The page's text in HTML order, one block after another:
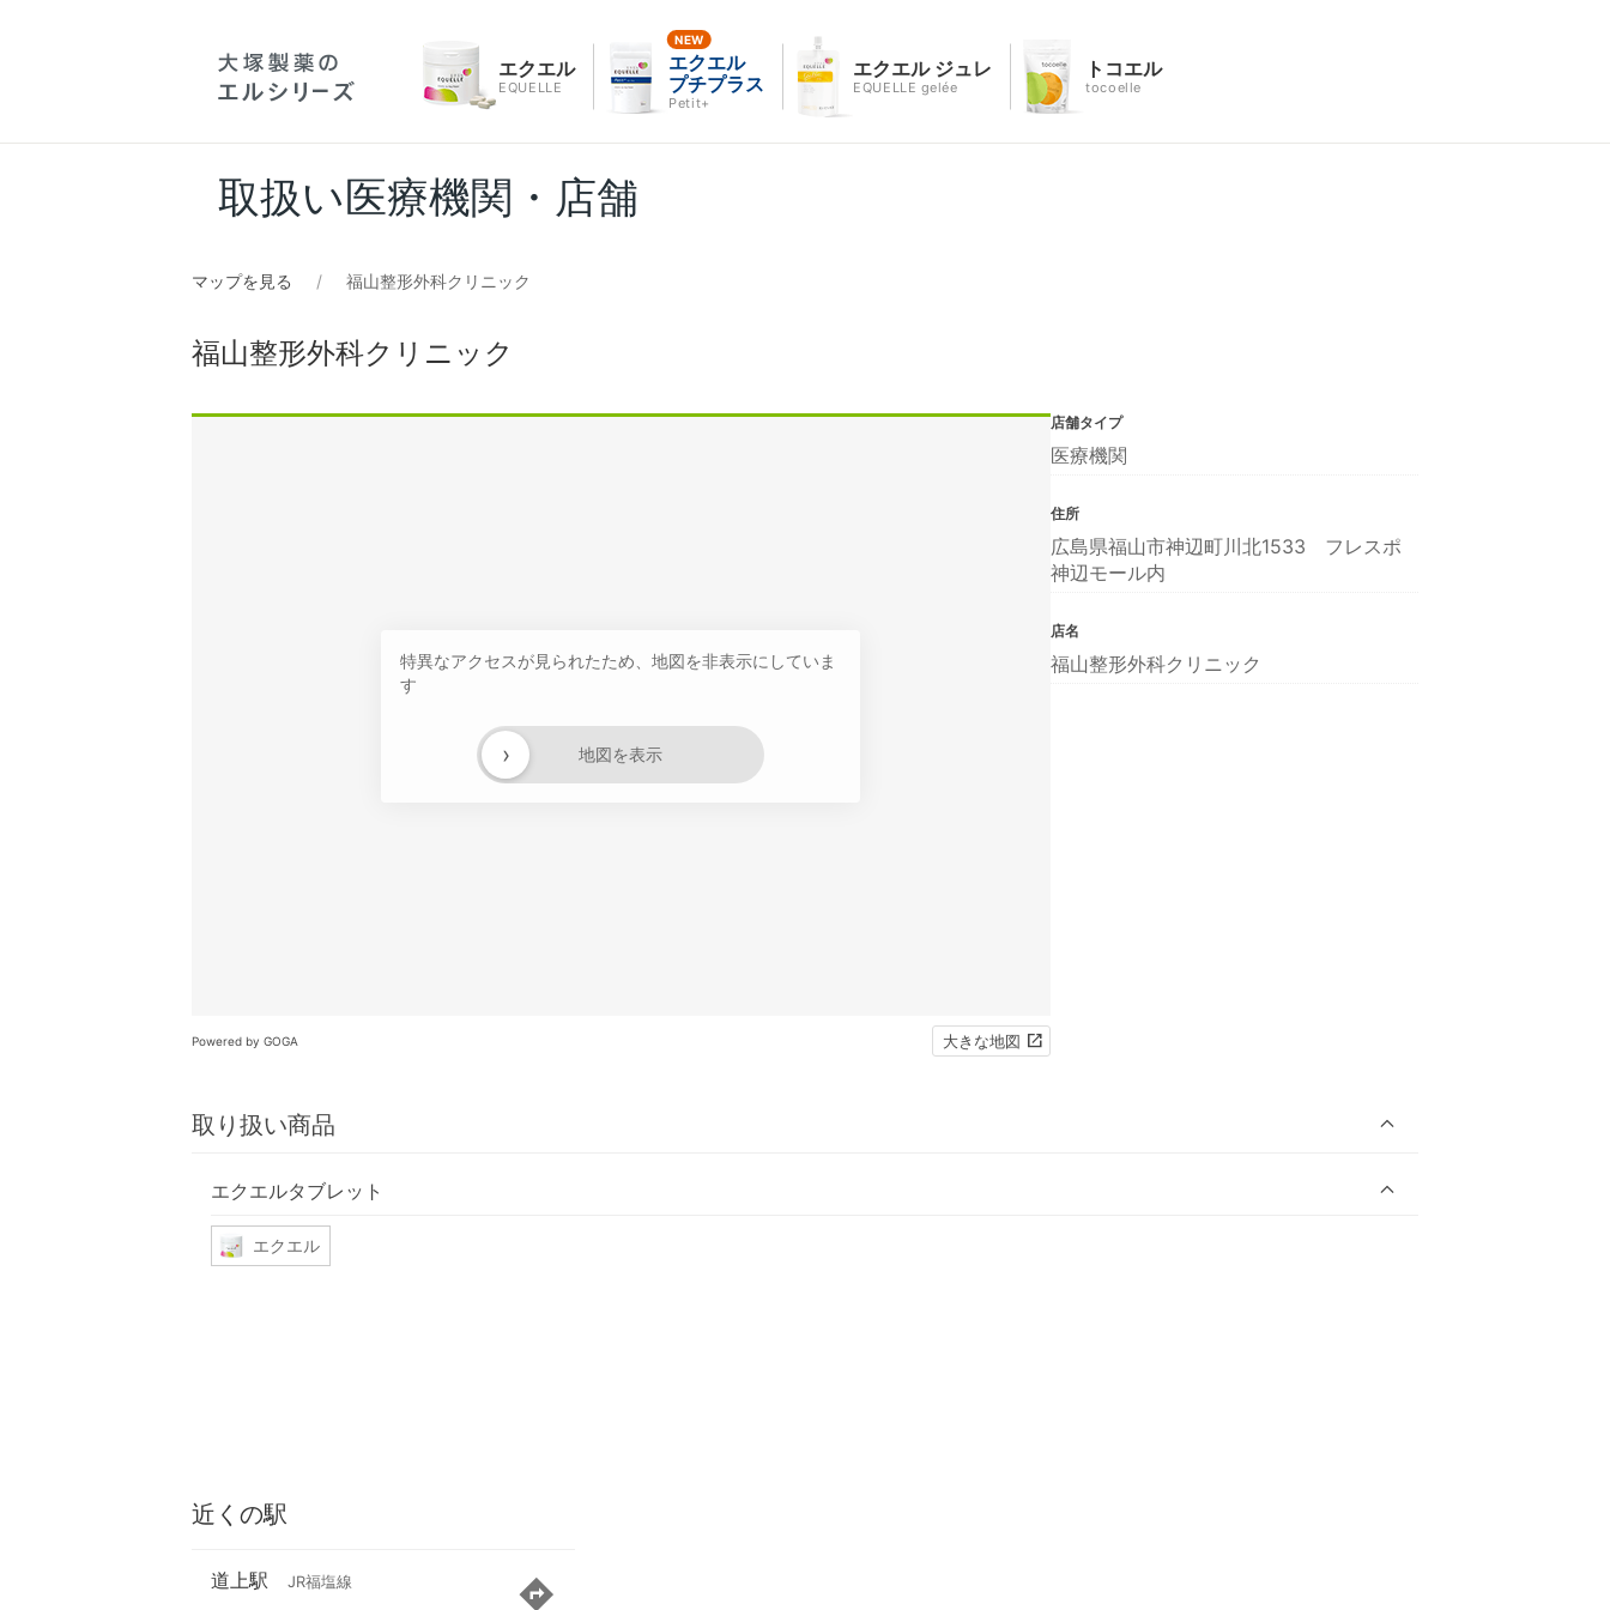
エクエル
EQUELLE
エクエル
プチプラス
Petit+
エクエル ジュレ
EQUELLE gelée
トコエル
tocoelle
取扱い医療機関・店舗
マップを見る 福山整形外科クリニック
福山整形外科クリニック
特異なアクセスが見られたため、地図を非表示にしていま
す
地図を表示
›
Powered by GOGA 大きな地図
取り扱い商品
エクエルタブレット
エクエル
店舗タイプ
医療機関
住所
広島県福山市神辺町川北1533 フレスポ
神辺モール内
店名
福山整形外科クリニック
近くの駅
道上駅 JR福塩線